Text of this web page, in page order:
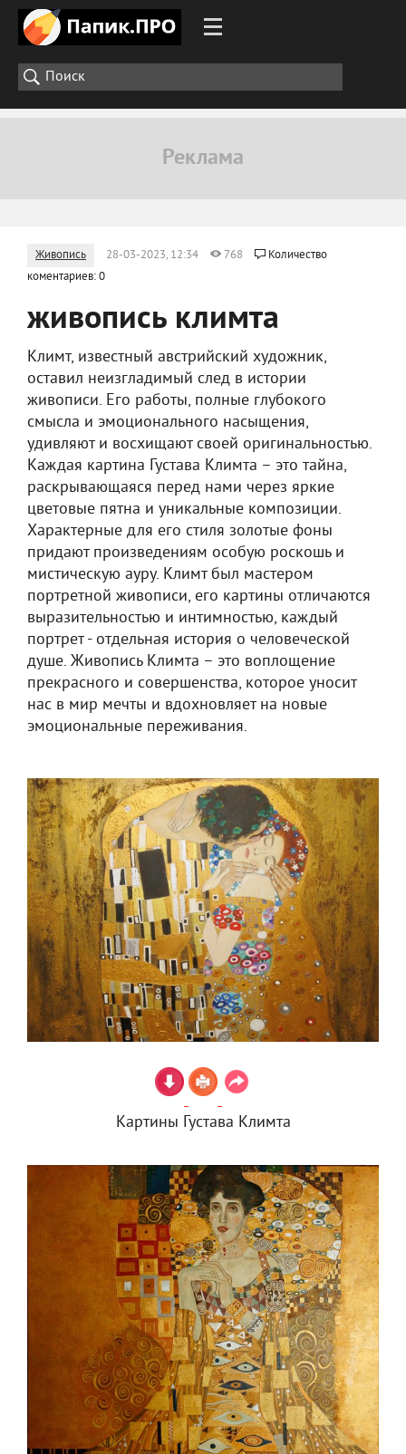
Живопись 28-03-2023, 12:34 768
Количество
коментариев: 0
живопись климта
Климт, известный австрийский художник,
оставил неизгладимый след в истории
живописи. Его работы, полные глубокого
смысла и эмоционального насыщения,
удивляют и восхищают своей оригинальностью.
Каждая картина Густава Климта – это тайна,
раскрывающаяся перед нами через яркие
цветовые пятна и уникальные композиции.
Характерные для его стиля золотые фоны
придают произведениям особую роскошь и
мистическую ауру. Климт был мастером
портретной живописи, его картины отличаются
выразительностью и интимностью, каждый
портрет - отдельная история о человеческой
душе. Живопись Климта – это воплощение
прекрасного и совершенства, которое уносит
нас в мир мечты и вдохновляет на новые
эмоциональные переживания.
Картины Густава Климта